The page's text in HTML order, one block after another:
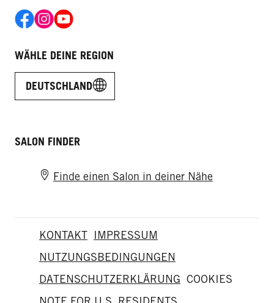
WÄHLE DEINE REGION
DEUTSCHLAND
SALON FINDER
Finde einen Salon in deiner Nähe
KONTAKT IMPRESSUM
NUTZUNGSBEDINGUNGEN
DATENSCHUTZERKLÄRUNG COOKIES